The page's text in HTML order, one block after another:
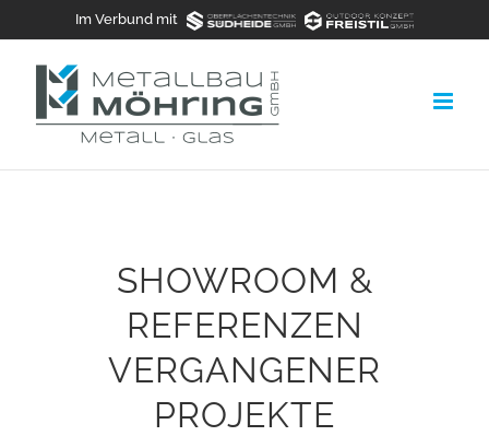
springen
Im Verbund mit
SHOWROOM &
REFERENZEN
VERGANGENER
PROJEKTE